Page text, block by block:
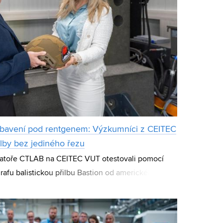
pod rentgenem: Výzkumníci z CEITEC
bez jediného řezu
CTLAB na CEITEC VUT otestovali pomocí
balistickou přilbu Bastion od amerického